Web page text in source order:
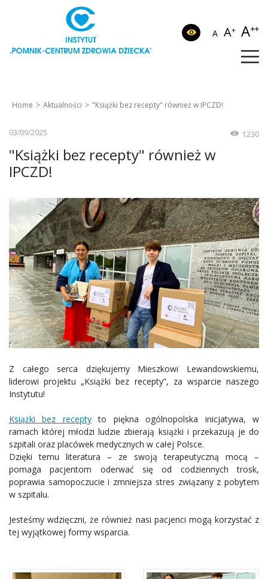
A A+ A++
Home Aktualności "Książki bez recepty" również w IPCZD!
03/09/2025 1230
"Książki bez recepty" również w
IPCZD!
Z całego serca dziękujemy Mieszkowi Lewandowskiemu,
liderowi projektu „Książki bez recepty”, za wsparcie naszego
Instytutu!
Książki bez receptyto piękna ogólnopolska inicjatywa, w
ramach której młodzi ludzie zbierają książki i przekazują je do
szpitali oraz placówek medycznych w całej Polsce.
Dzięki temu literatura – ze swoją terapeutyczną mocą –
pomaga pacjentom oderwać się od codziennych trosk,
poprawia samopoczucie i zmniejsza stres związany z pobytem
w szpitalu.
Jesteśmy wdzięczni, że również nasi pacjenci mogą korzystać z
tej wyjątkowej formy wsparcia.